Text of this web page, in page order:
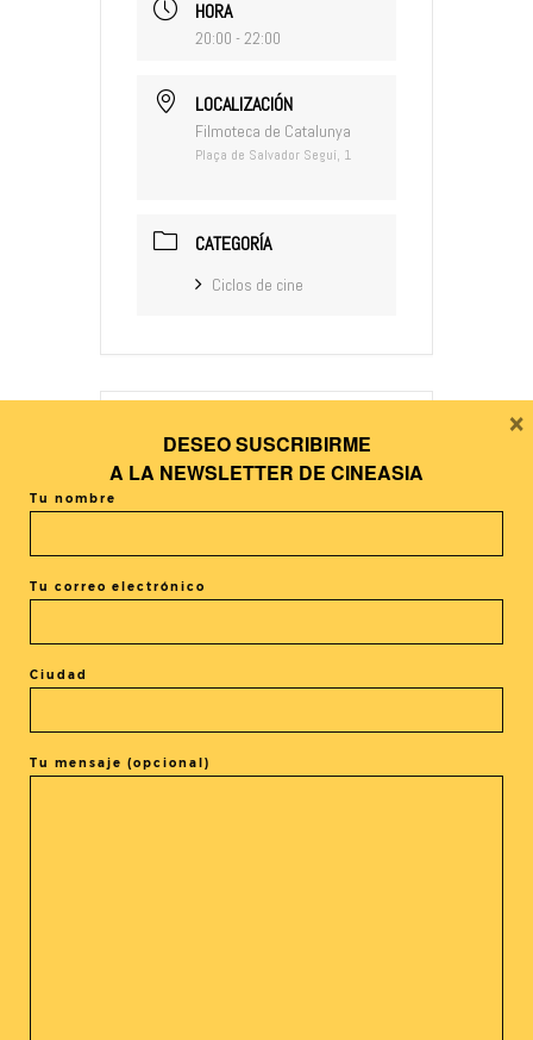
HORA
20:00 - 22:00
LOCALIZACIÓN
Filmoteca de Catalunya
Plaça de Salvador Seguí, 1
CATEGORÍA
Ciclos de cine
El evento está terminado.
DESEO SUSCRIBIRME
A LA NEWSLETTER DE CINEASIA
Tu nombre
Tu correo electrónico
Ciudad
Tu mensaje (opcional)
×